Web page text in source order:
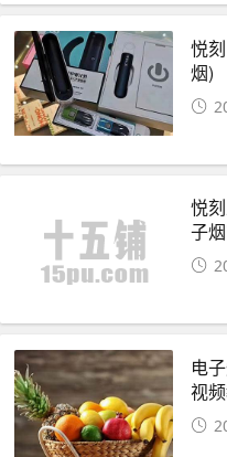
悦
烟)
悦
子
电
视